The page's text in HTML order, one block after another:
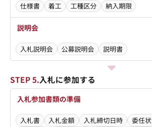
仕様書 着工 工種区分 納入期限
説明会
入札説明会 公募説明会 説明書
STEP 5.入札に参加する
入札参加書類の準備
入札書 入札金額 入札締切日時 委任状